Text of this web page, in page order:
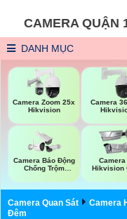
CAMERA QUẬN
DANH MỤC
Camera Zoom 25x
Hikvision
Camera 360 Độ
Camera Báo Động
Chống Trộm
Camera
Hikvision
Camera Quan Sát Camera
Đêm